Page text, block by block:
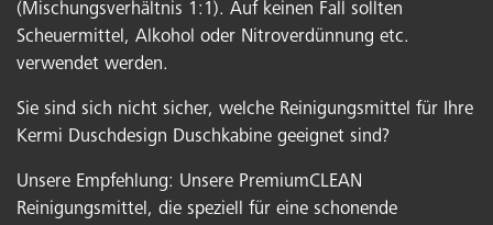
(Mischungsverhältnis 1:1). Auf keinen Fall sollten
Scheuermittel, Alkohol oder Nitroverdünnung etc.
verwendet werden.
Sie sind sich nicht sicher, welche Reinigungsmittel für Ihre
Kermi Duschdesign Duschkabine geeignet sind?
Unsere Empfehlung: Unsere PremiumCLEAN
Reinigungsmittel, die speziell für eine schonende